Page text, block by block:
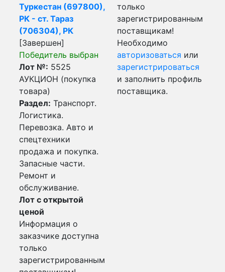
Туркестан (697800),
РК - ст. Тараз
(706304), РК
[Завершен]
Победитель выбран
Лот №: 5525
АУКЦИОН (покупка
товара)
Раздел: Транспорт.
Логистика.
Перевозка. Авто и
спецтехники
продажа и покупка.
Запасные части.
Ремонт и
обслуживание.
Лот с открытой
ценой
Информация о
заказчике доступна
только
зарегистрированным
только
зарегистрированным
поставщикам!
Необходимо
авторизоваться или
зарегистрироваться
и заполнить профиль
поставщика.